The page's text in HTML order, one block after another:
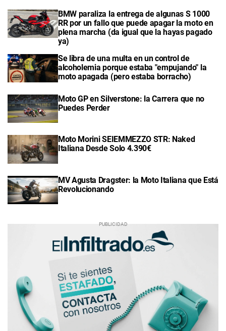
BMW paraliza la entrega de algunas S 1000
RR por un fallo que puede apagar la moto en
plena marcha (da igual que la hayas pagado
ya)
Se libra de una multa en un control de
alcoholemia porque estaba "empujando" la
moto apagada (pero estaba borracho)
Moto GP en Silverstone: la Carrera que no
Puedes Perder
Moto Morini SEIEMMEZZO STR: Naked
Italiana Desde Solo 4.390€
MV Agusta Dragster: la Moto Italiana que Está
Revolucionando